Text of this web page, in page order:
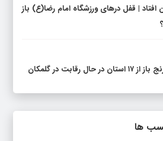
افتاد | قفل در‌های ورزشگاه امام رضا(ع) باز
ها